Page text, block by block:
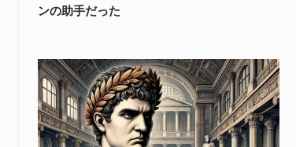
ンの助手だった